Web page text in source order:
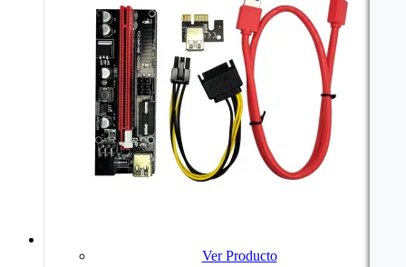
Ver Producto